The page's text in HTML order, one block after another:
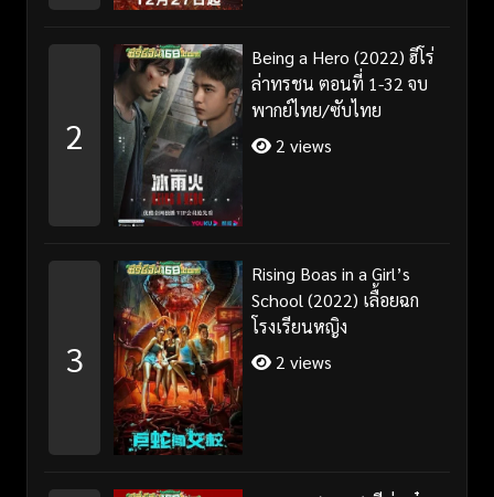
2
Being a Hero (2022) ฮีโร่
ล่าทรชน ตอนที่ 1-32 จบ
พากย์ไทย/ซับไทย
2 views
3
Rising Boas in a Girl’s
School (2022) เลื้อยฉก
โรงเรียนหญิง
2 views